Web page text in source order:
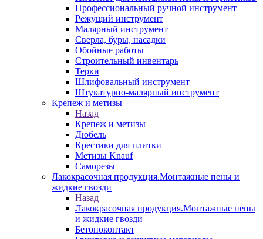
Профессиональный ручной инструмент
Режущий инструмент
Малярный инструмент
Сверла, буры, насадки
Обойные работы
Строительный инвентарь
Терки
Шлифовальный инструмент
Штукатурно-малярный инструмент
Крепеж и метизы
Назад
Крепеж и метизы
Дюбель
Крестики для плитки
Метизы Knauf
Саморезы
Лакокрасочная продукция.Монтажные пены и
жидкие гвозди
Назад
Лакокрасочная продукция.Монтажные пены
и жидкие гвозди
Бетоноконтакт